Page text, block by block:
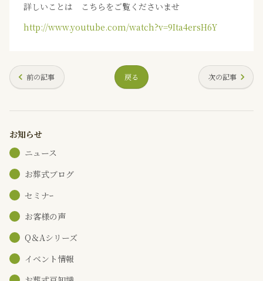
詳しいことは こちらをご覧くださいませ
http://www.youtube.com/watch?v=9Ita4ersH6Y
前の記事 戻る 次の記事
お知らせ
ニュース
お葬式ブログ
セミナｰ
お客様の声
Q＆Aシリーズ
イベント情報